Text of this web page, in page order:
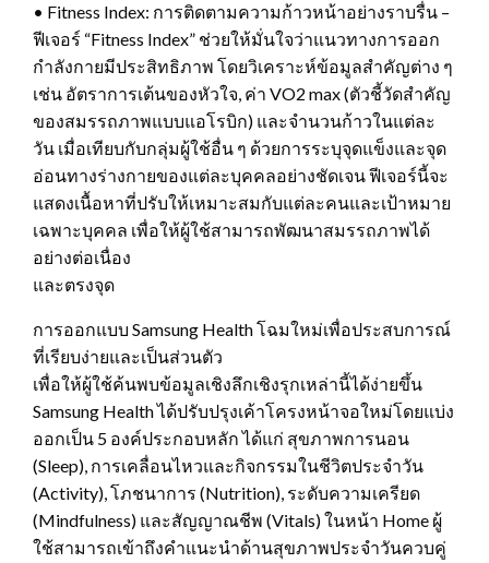
• Fitness Index: การติดตามความก้าวหน้าอย่างราบรื่น –
ฟีเจอร์ “Fitness Index” ช่วยให้มั่นใจว่าแนวทางการออก
กำลังกายมีประสิทธิภาพ โดยวิเคราะห์ข้อมูลสำคัญต่าง ๆ
เช่น อัตราการเต้นของหัวใจ, ค่า VO2 max (ตัวชี้วัดสำคัญ
ของสมรรถภาพแบบแอโรบิก) และจำนวนก้าวในแต่ละ
วัน เมื่อเทียบกับกลุ่มผู้ใช้อื่น ๆ ด้วยการระบุจุดแข็งและจุด
อ่อนทางร่างกายของแต่ละบุคคลอย่างชัดเจน ฟีเจอร์นี้จะ
แสดงเนื้อหาที่ปรับให้เหมาะสมกับแต่ละคนและเป้าหมาย
เฉพาะบุคคล เพื่อให้ผู้ใช้สามารถพัฒนาสมรรถภาพได้
อย่างต่อเนื่อง
และตรงจุด
การออกแบบ Samsung Health โฉมใหม่เพื่อประสบการณ์
ที่เรียบง่ายและเป็นส่วนตัว
เพื่อให้ผู้ใช้ค้นพบข้อมูลเชิงลึกเชิงรุกเหล่านี้ได้ง่ายขึ้น
Samsung Health ได้ปรับปรุงเค้าโครงหน้าจอใหม่โดยแบ่ง
ออกเป็น 5 องค์ประกอบหลัก ได้แก่ สุขภาพการนอน
(Sleep), การเคลื่อนไหวและกิจกรรมในชีวิตประจำวัน
(Activity), โภชนาการ (Nutrition), ระดับความเครียด
(Mindfulness) และสัญญาณชีพ (Vitals) ในหน้า Home ผู้
ใช้สามารถเข้าถึงคำแนะนำด้านสุขภาพประจำวันควบคู่